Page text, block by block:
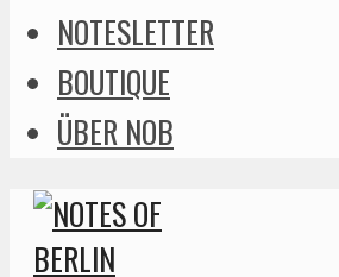
NOTESLETTER
BOUTIQUE
ÜBER NOB